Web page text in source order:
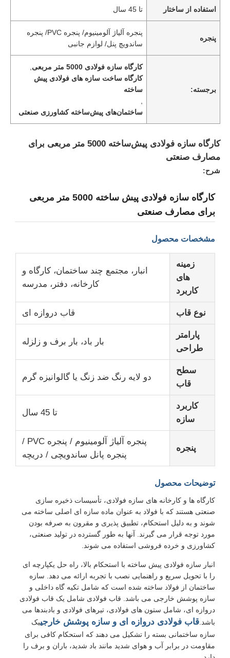
خانه
نمایش VR
بازدید از کارخانه
کنترل کیفیت
اخبار
موارد
وبلاگ
استفاده از ساختار تا 45 سال
پنجره
پنجره آلیاژ آلومینیوم/ پنجره PVC/ پنجره
ساندویچ پنل/ لوازم جانبی
برجسته:
کارگاه سازه فولادی 5000 متر مربعی
کارگاه ساخت سازه های فولادی پیش
ساخته
ساختمان‌های پیش‌ساخته کشاورزی صنعتی
کارگاه سازه فولادی پیش‌ساخته 5000 متر مربعی برای
مصارف صنعتی
شرح:
کارگاه سازه فولادی پیش ساخته 5000 متر مربعی
برای مصارف صنعتی
مشخصات محصول
زمینه
های
کاربرد
انبار، مجتمع چند ساختمان، کارگاه و
کارخانه، دفتر، مدرسه
نوع قاب قاب دروازه ای
پارامتر
طراحی
بار باد، بار برف و زلزله
سطح
قاب
دو لایه رنگ ضد زنگ یا گالوانیزه گرم
کاربرد
سازه
تا 45 سال
پنجره
پنجره آلیاژ آلومینیوم / پنجره PVC /
پنجره پانل ساندویچی / دریچه
توضیحات محصول
کارگاه ها و کارخانه های سازه فولادی، تأسیسات ذخیره سازی
صنعتی هستند که با فولاد به عنوان ماده سازه ای اصلی ساخته می
شوند و به دلیل استحکام، تطبیق پذیری و مقرون به صرفه بودن
مورد توجه قرار می گیرند. آنها به طور گسترده در تولید صنعتی،
کشاورزی و خرده فروشی استفاده می شوند.
انبار سازه فولادی پیش ساخته با استحکام بالا، راه حل یکپارچه ای
را با تحویل سریع و راهنمایی نصب با تجربه ارائه می دهد. سازه
ساختمان از فولاد ساخته شده است که شامل تکیه گاه داخلی و
سازه پوشش خارجی می باشد. قاب فولادی شامل یک قاب فولادی
دروازه ای، شامل ستون های فولادی، تیرهای فولادی و بادبندها می
باشد.قاب فولادی دروازه ای و سازه پوشش خارجییک
سازه ساختمانی بسته را تشکیل می دهند که استحکام کافی برای
مقاومت در برابر آب و هوای شدید مانند باد شدید، باران و برف را